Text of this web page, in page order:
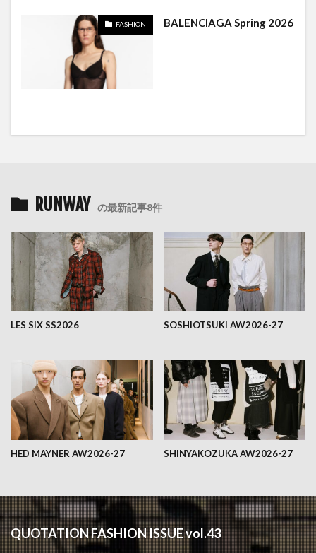
FASHION BALENCIAGA Spring 2026
RUNWAY の最新記事8件
LES SIX SS2026 SOSHIOTSUKI AW2026-27
HED MAYNER AW2026-27 SHINYAKOZUKA AW2026-27
QUOTATION FASHION ISSUE vol.43